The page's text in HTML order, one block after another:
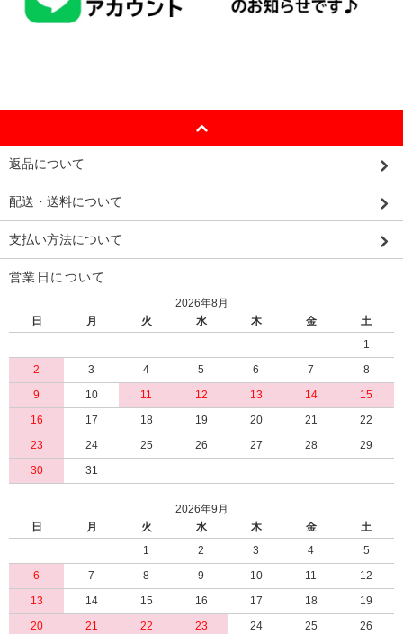
返品について
配送・送料について
支払い方法について
営業日について
2026年8月
日
月 火 水 木 金
土
1
2
3 4 5 6 7
8
9
10 11 12 13 14
15
16
17 18 19 20 21
22
23
24 25 26 27 28
29
30
31
2026年9月
日
月 火 水 木 金
土
1
2 3 4
5
6
7 8 9 10 11
12
13
14 15 16 17 18
19
20
21 22 23 24 25
26